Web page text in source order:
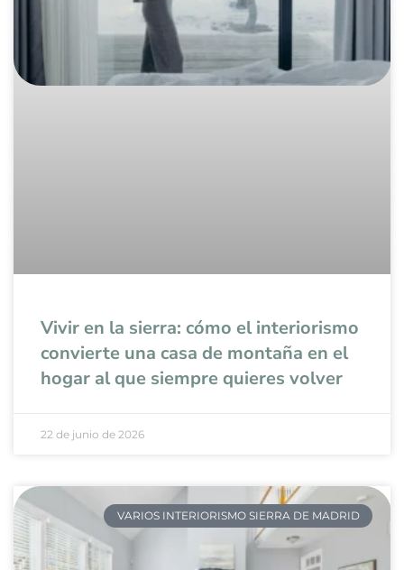
Vivir en la sierra: cómo el interiorismo
convierte una casa de montaña en el
hogar al que siempre quieres volver
22 de junio de 2026
VARIOS INTERIORISMO SIERRA DE MADRID